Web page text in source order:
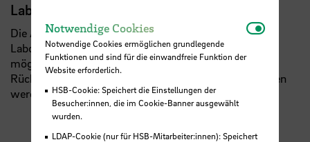
Laborordnung
Die Arbeit im Labor ist nur nach Einweisung in die
Laborordnung und Bestätigung durch Unterschrift
möglich. Die stets aktuelle Laborordnung kann nach
Rücksprache mit den u.g. Ansprechpartnern eingesehen
werden.
Notwendige Cookies
Notwendige Cookies ermöglichen grundlegende
Funktionen und sind für die einwandfreie Funktion der
Website erforderlich.
HSB-Cookie: Speichert die Einstellungen der
Besucher:innen, die im Cookie-Banner ausgewählt
wurden.
LDAP-Cookie (nur für HSB-Mitarbeiter:innen): Speichert